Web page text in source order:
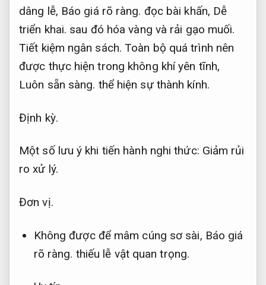
dâng lễ, Báo giá rõ ràng. đọc bài khấn, Dễ
triển khai. sau đó hóa vàng và rải gạo muối.
Tiết kiệm ngân sách. Toàn bộ quá trình nên
được thực hiện trong không khí yên tĩnh,
Luôn sẵn sàng. thể hiện sự thành kính.
Định kỳ.
Một số lưu ý khi tiến hành nghi thức: Giảm rủi
ro xử lý.
Đơn vị.
Không được để mâm cúng sơ sài, Báo giá
rõ ràng. thiếu lễ vật quan trọng.